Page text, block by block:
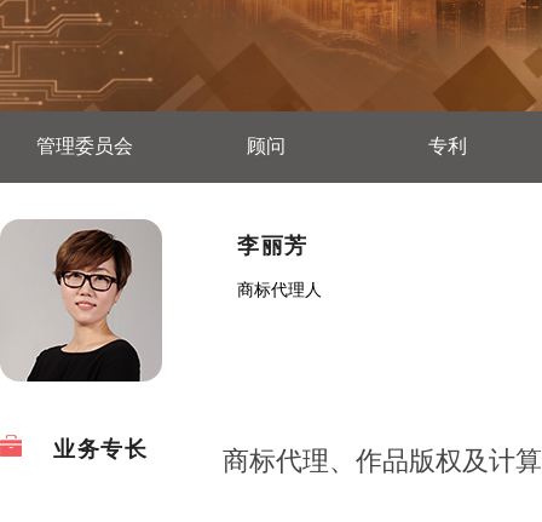
管理委员会 顾问 专利
李丽芳
商标代理人
业务专长 商标代理、作品版权及计